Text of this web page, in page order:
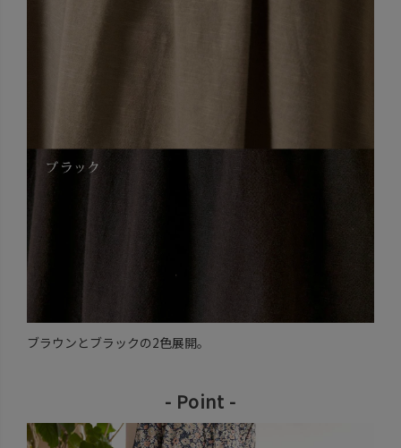
ブラウンとブラックの2色展開。
- Point -